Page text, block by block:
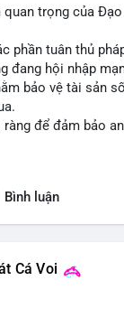
trọng của
phần tuân thủ
đang hội nhập
bảo vệ tài sản
ràng để đảm bảo
Bình luận
Cá Voi